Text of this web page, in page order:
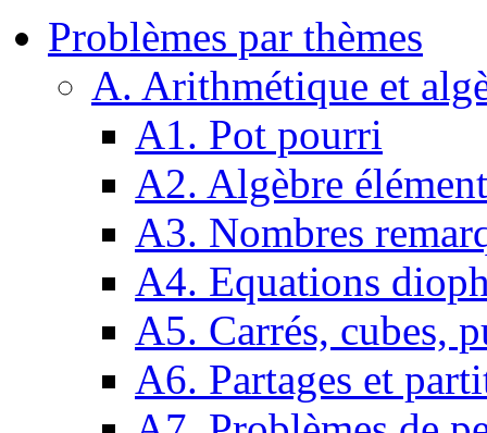
Problèmes par thèmes
A. Arithmétique et
A1. Pot pourri
A2. Algèbre
A3. Nombres
A4. Equations
A5. Carrés, cubes,
A6. Partages et